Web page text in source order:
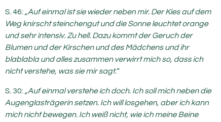
S. 46: „Auf einmal ist sie wieder neben mir. Der Kies auf dem
Weg knirscht steinchengut und die Sonne leuchtet orange
und sehr intensiv. Zu hell. Dazu kommt der Geruch der
Blumen und der Kirschen und des Mädchens und ihr
blablabla und alles zusammen verwirrt mich so, dass ich
nicht verstehe, was sie mir sagt.“
S. 30: „Auf einmal verstehe ich doch. Ich soll mich neben die
Augenglasträgerin setzen. Ich will losgehen, aber ich kann
mich nicht bewegen. Ich weiß nicht, wie ich meine Beine